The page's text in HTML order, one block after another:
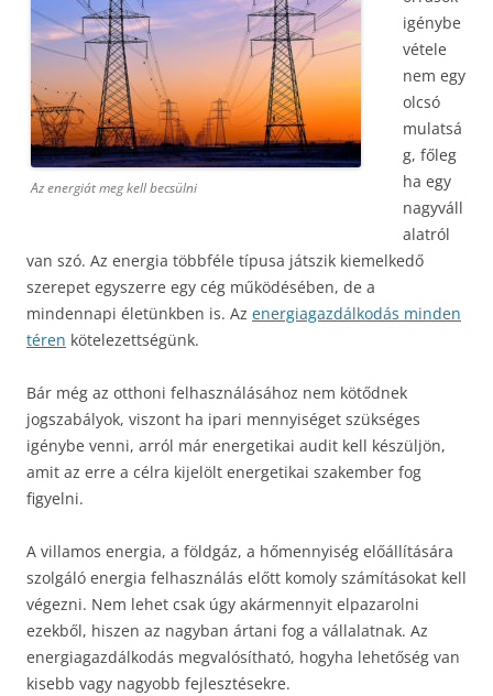
Az energiát meg kell becsülni
igénybe
vétele
nem egy
olcsó
mulatsá
g, főleg
ha egy
nagyváll
alatról
van szó. Az energia többféle típusa játszik kiemelkedő
szerepet egyszerre egy cég működésében, de a
mindennapi életünkben is. Az energiagazdálkodás minden
téren kötelezettségünk.
Bár még az otthoni felhasználásához nem kötődnek
jogszabályok, viszont ha ipari mennyiséget szükséges
igénybe venni, arról már energetikai audit kell készüljön,
amit az erre a célra kijelölt energetikai szakember fog
figyelni.
A villamos energia, a földgáz, a hőmennyiség előállítására
szolgáló energia felhasználás előtt komoly számításokat kell
végezni. Nem lehet csak úgy akármennyit elpazarolni
ezekből, hiszen az nagyban ártani fog a vállalatnak. Az
energiagazdálkodás megvalósítható, hogyha lehetőség van
kisebb vagy nagyobb fejlesztésekre.